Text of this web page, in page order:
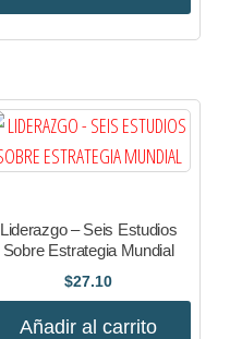
Liderazgo – Seis Estudios
Sobre Estrategia Mundial
$27.10
Añadir al carrito